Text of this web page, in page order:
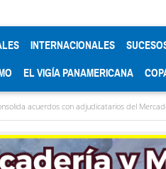
INTERNACIONALES
EL VIGÍA PANAMERICANA
adjudicatarios del Mercado Periférico